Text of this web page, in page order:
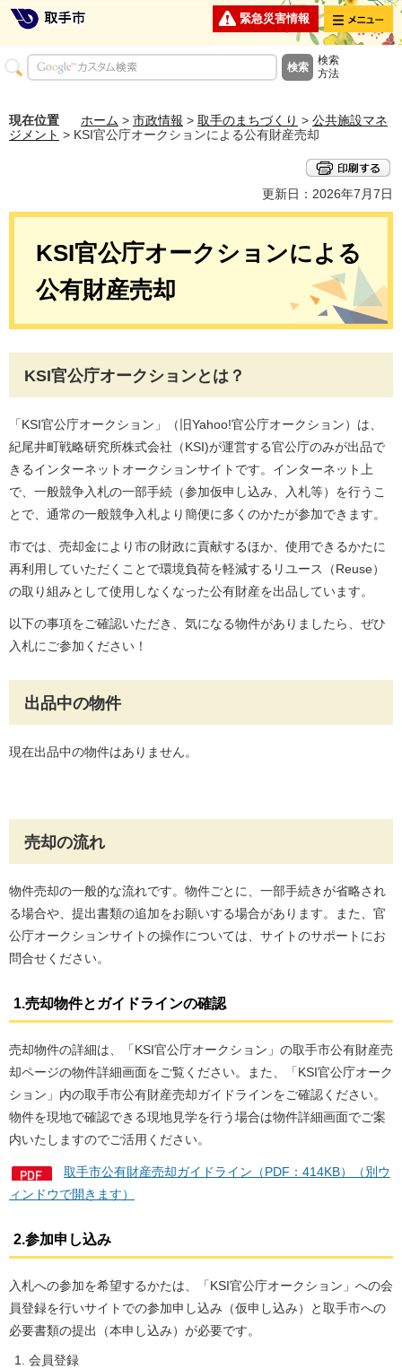
緊急災害情報 メニュー
検索
方法
現在位置 ホーム > 市政情報 > 取手のまちづくり > 公共施設マネ
ジメント > KSI官公庁オークションによる公有財産売却
更新日：2026年7月7日
KSI官公庁オークションによる
公有財産売却
KSI官公庁オークションとは？​​​​​​
「KSI官公庁オークション」（旧Yahoo!官公庁オークション）は、
紀尾井町戦略研究所株式会社（KSI)が運営する官公庁のみが出品で
きるインターネットオークションサイトです。インターネット上
で、一般競争入札の一部手続（参加仮申し込み、入札等）を行うこ
とで、通常の一般競争入札より簡便に多くのかたが参加できます。
市では、売却金により市の財政に貢献するほか、使用できるかたに
再利用していただくことで環境負荷を軽減するリユース（Reuse）
の取り組みとして使用しなくなった公有財産を出品しています。
以下の事項をご確認いただき、気になる物件がありましたら、ぜひ
入札にご参加ください！
出品中の物件
現在出品中の物件はありません。
売却の流れ
物件売却の一般的な流れです。物件ごとに、一部手続きが省略され
る場合や、提出書類の追加をお願いする場合があります。また、官
公庁オークションサイトの操作については、サイトのサポートにお
問合せください。
1.売却物件とガイドラインの確認
売却物件の詳細は、「KSI官公庁オークション」の取手市公有財産売
却ページの物件詳細画面をご覧ください。また、「KSI官公庁オーク
ション」内の取手市公有財産売却ガイドラインをご確認ください。
物件を現地で確認できる現地見学を行う場合は物件詳細画面でご案
内いたしますのでご活用ください。
取手市公有財産売却ガイドライン（PDF：414KB）（別ウ
ィンドウで開きます）
2.参加申し込み
入札への参加を希望するかたは、「KSI官公庁オークション」への会
員登録を行いサイトでの参加申し込み（仮申し込み）と取手市への
必要書類の提出（本申し込み）が必要です。
会員登録